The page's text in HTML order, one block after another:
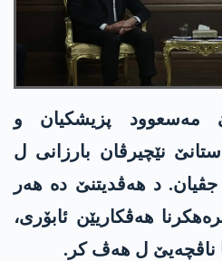
مەسعوود پزیشکیان و
نێچیرڤان بارزانی ل
جڤیان. د ھەڤدیتنێ دە ھەر
ھەڤکاریێن ئابۆری،
ناڤچەیێ ل ھەڤ کر.